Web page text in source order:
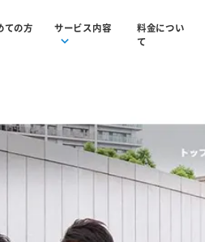
ての方 サービス内容
料金につい
て